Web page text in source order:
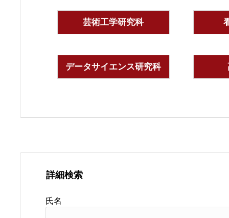
芸術工学研究科
データサイエンス研究科
詳細検索
氏名